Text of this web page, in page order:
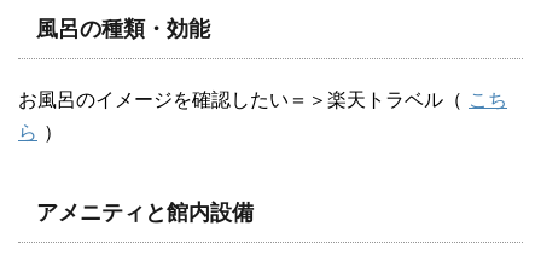
風呂の種類・効能
お風呂のイメージを確認したい＝＞楽天トラベル（ こち
ら ）
アメニティと館内設備